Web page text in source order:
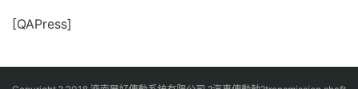
[QAPress]